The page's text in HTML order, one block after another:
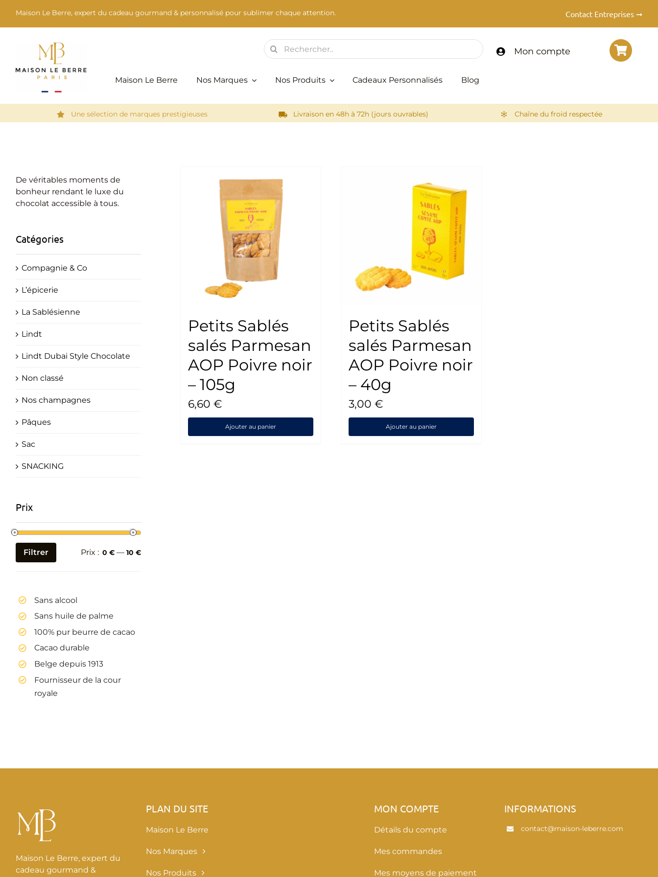
contenu
Maison Le Berre, expert du cadeau gourmand & personnalisé pour sublimer chaque attention. Contact Entreprises ➞
Rechercher:
Maison Le Berre Nos Marques Nos Produits Cadeaux Personnalisés Blog
Mon compte
Une sélection de marques prestigieuses Livraison en 48h à 72h (jours ouvrables) Chaîne du froid respectée
Petits Sablés
salés Parmesan
AOP Poivre noir
– 105g
6,60 €
Ajouter au panier
Petits Sablés
salés Parmesan
AOP Poivre noir
– 40g
3,00 €
Ajouter au panier
De véritables moments de
bonheur rendant le luxe du
chocolat accessible à tous.
Catégories
Compagnie & Co
L’épicerie
La Sablésienne
Lindt
Lindt Dubai Style Chocolate
Non classé
Nos champagnes
Pâques
Sac
SNACKING
Prix
Prix
Prix
Filtrer Prix : 0 € — 10 €
Sans alcool
Sans huile de palme
100% pur beurre de cacao
Cacao durable
Belge depuis 1913
Fournisseur de la cour
royale
Maison Le Berre, expert du
cadeau gourmand &
PLAN DU SITE
Maison Le Berre
Nos Marques
Nos Produits
MON COMPTE
Détails du compte
Mes commandes
Mes moyens de paiement
INFORMATIONS
contact@maison-leberre.com